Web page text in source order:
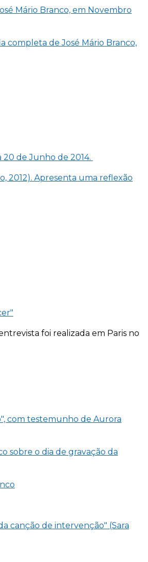
Mário Branco, em Novembro
completa de José Mário Branco,
de Junho de 2014.
2012). Apresenta uma reflexão
foi realizada em Paris no
com testemunho de Aurora
sobre o dia de gravação da
canção de intervenção" (Sara